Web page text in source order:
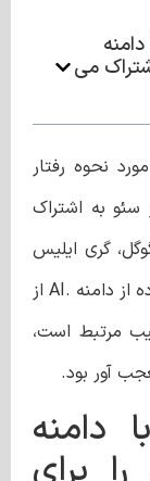
می
نحوه رفتار
به اشتراک
گری ایلیس
از گوگل به این سوال پاسخ داد که آیا استفاده از دامنه .AI از
مرتبط است،
آور بود.
دامنه